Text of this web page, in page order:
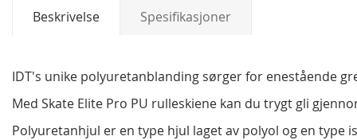
Beskrivelse Spesifikasjoner
IDT's unike polyuretanblanding sørger for enestående
Med Skate Elite Pro PU rulleskiene kan du trygt gli
Polyuretanhjul er en type hjul laget av polyol og en type